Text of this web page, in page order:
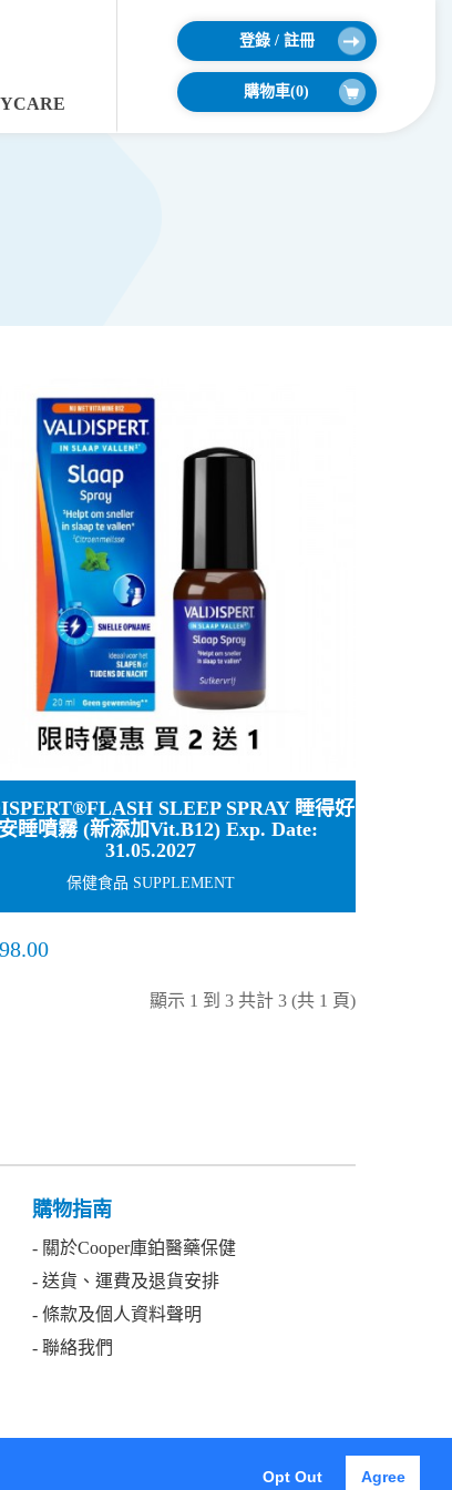
Opt Out Agree
Got it!
登錄 / 註冊
購物車(0)
SLEEP SPRAY 睡得好
睡噴霧 (新添加Vit.B12) Exp. Date:
31.05.2027
保健食品 SUPPLEMENT
顯示 1 到 3 共計 3 (共 1 頁)
購物指南
- 關於Cooper庫鉑醫藥保健
- 送貨、運費及退貨安排
- 條款及個人資料聲明
- 聯絡我們